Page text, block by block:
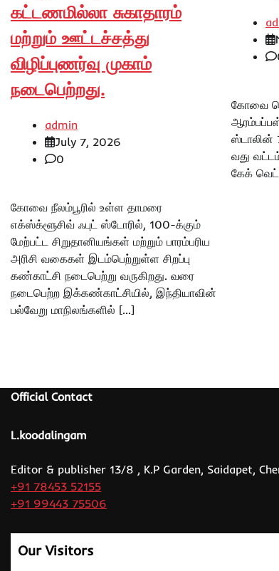
கட்டணமில்லா சுகாதாரம்
மற்றும் ஊட்டச்சத்து
விழிப்புணர்வு முகாம்
நடைபெற்றது.
admin
July 7, 2026
0
கோவை நீலம்பூரில் உள்ள தாமரை
எக்ஸ்க்ளூசிவ் ஃபுட் ஸ்டோரில், 100-க்கும்
மேற்பட்ட சிறுதானியங்கள் மற்றும் பாரம்பரிய
அரிசி வகைகள் இடம்பெற்றுள்ள சிறப்பு
கண்காட்சி நடைபெற்று வருகிறது. வரை
நடைபெற்ற இக்கண்காட்சியில், இந்தியாவின்
பல்வேறு மாநிலங்களில் […]
கோவை
ஸ்டாலின்
வது வட்டம்
கேக்
Official Contact
L.koodalingam
Editor & publisher 13/8 , K.P Garden, Saidapet,
+91 78453 52155
+91 99443 75506
Our Visitors